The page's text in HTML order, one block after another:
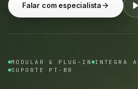
Falar com especialista
MODULAR & PLUG-IN INTEGRA
SUPORTE PT-BR